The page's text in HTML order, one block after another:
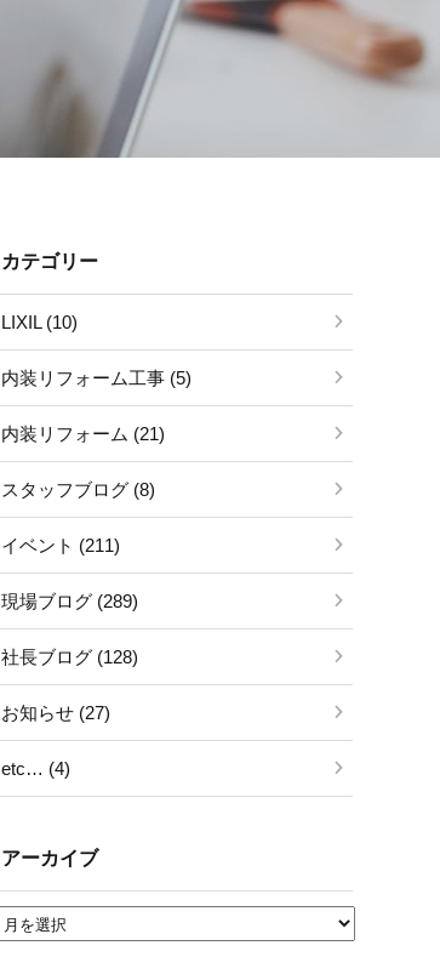
カテゴリー
LIXIL (10)
内装リフォーム工事 (5)
内装リフォーム (21)
スタッフブログ (8)
イベント (211)
現場ブログ (289)
社長ブログ (128)
お知らせ (27)
etc… (4)
アーカイブ